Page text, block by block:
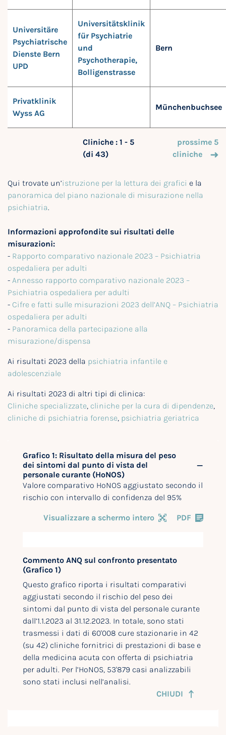
Universitäre
Psychiatrische
Dienste Bern
UPD
Universitätsklinik
für Psychiatrie
und
Psychotherapie,
Bolligenstrasse
Bern
Privatklinik
Wyss AG
Münchenbuchsee
Cliniche : 1 - 5
(di 43)
prossime 5
cliniche
Qui trovate un’istruzione per la lettura dei grafici e la
panoramica del piano nazionale di misurazione nella
psichiatria.
Informazioni approfondite sui risultati delle
misurazioni:
- Rapporto comparativo nazionale 2023 – Psichiatria
ospedaliera per adulti
- Annesso rapporto comparativo nazionale 2023 –
Psichiatria ospedaliera per adulti
- Cifre e fatti sulle misurazioni 2023 dell’ANQ – Psichiatria
ospedaliera per adulti
- Panoramica della partecipazione alla
misurazione/dispensa
Ai risultati 2023 della psichiatria infantile e
adolescenziale
Ai risultati 2023 di altri tipi di clinica:
Cliniche specializzate, cliniche per la cura di dipendenze,
cliniche di psichiatria forense, psichiatria geriatrica
Grafico 1: Risultato della misura del peso
dei sintomi dal punto di vista del
personale curante (HoNOS)
Valore comparativo HoNOS aggiustato secondo il
rischio con intervallo di confidenza del 95%
Visualizzare a schermo intero PDF
Commento ANQ sul confronto presentato
(Grafico 1)
Questo grafico riporta i risultati comparativi
aggiustati secondo il rischio del peso dei
sintomi dal punto di vista del personale curante
dall’1.1.2023 al 31.12.2023. In totale, sono stati
trasmessi i dati di 60'008 cure stazionarie in 42
(su 42) cliniche fornitrici di prestazioni di base e
della medicina acuta con offerta di psichiatria
per adulti. Per l’HoNOS, 53'879 casi analizzabili
sono stati inclusi nell’analisi.
CHIUDI